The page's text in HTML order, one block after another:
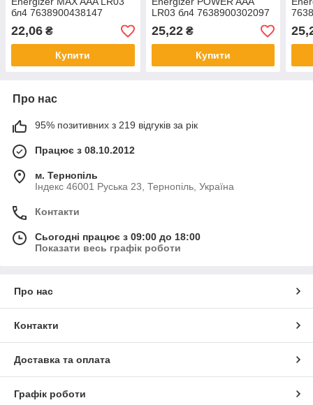
бл4 7638900438147
22,06 ₴
Купити
LR03 бл4 7638900302097
25,22₴
Купити
Про нас
95% позитивних з 219 відгуків за рік
Працює з 08.10.2012
м. Тернопіль
Індекс 46001 Руська 23, Тернопіль, Україна
Контакти
Сьогодні працює з 09:00 до 18:00
Показати весь графік роботи
Про нас
Контакти
Доставка та оплата
Графік роботи